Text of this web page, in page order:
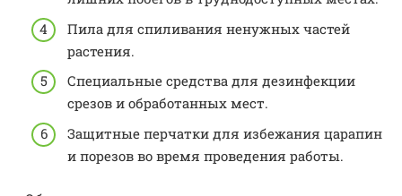
Пила для спиливания ненужных частей
растения.
Специальные средства для дезинфекции
срезов и обработанных мест.
Защитные перчатки для избежания царапин
и порезов во время проведения работы.